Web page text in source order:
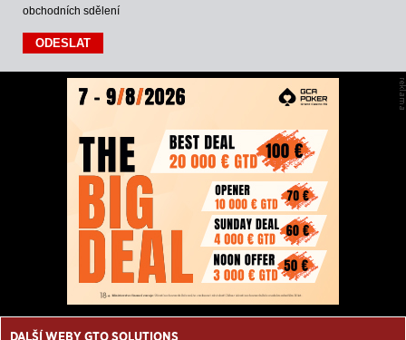
obchodních sdělení
DALŠÍ WEBY GTO SOLUTIONS